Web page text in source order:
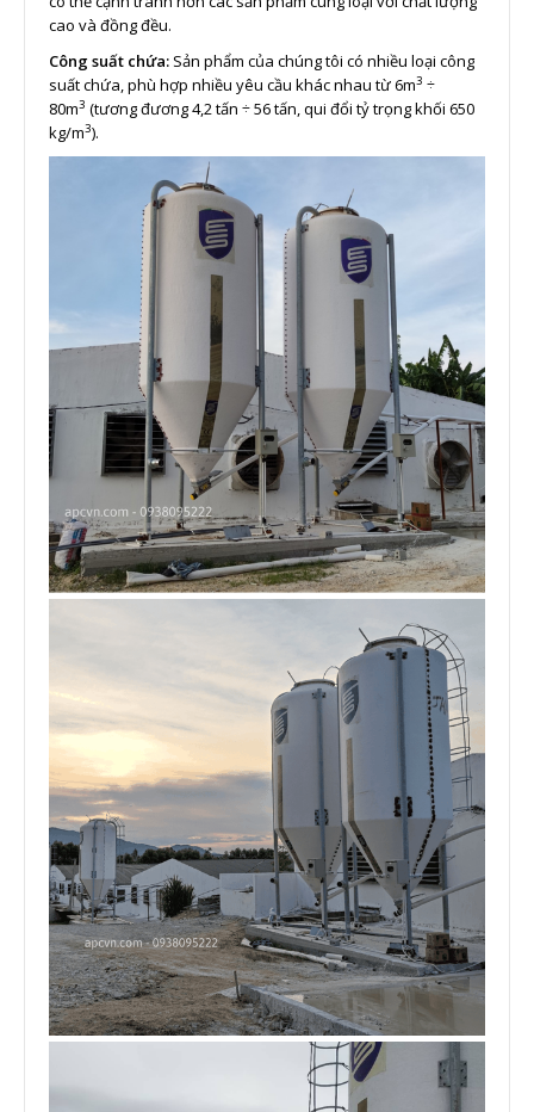
cao và đồng đều.
Công suất chứa: Sản phẩm của chúng tôi có nhiều loại công
suất chứa, phù hợp nhiều yêu cầu khác nhau từ 6m3 ÷
80m3 (tương đương 4,2 tấn ÷ 56 tấn, qui đổi tỷ trọng khối 650
kg/m3).